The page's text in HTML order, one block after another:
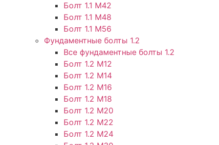
Болт 1.1 М42
Болт 1.1 М48
Болт 1.1 М56
Фундаментные болты 1.2
Все фундаментные болты 1.2
Болт 1.2 М12
Болт 1.2 М14
Болт 1.2 М16
Болт 1.2 М18
Болт 1.2 М20
Болт 1.2 М22
Болт 1.2 М24